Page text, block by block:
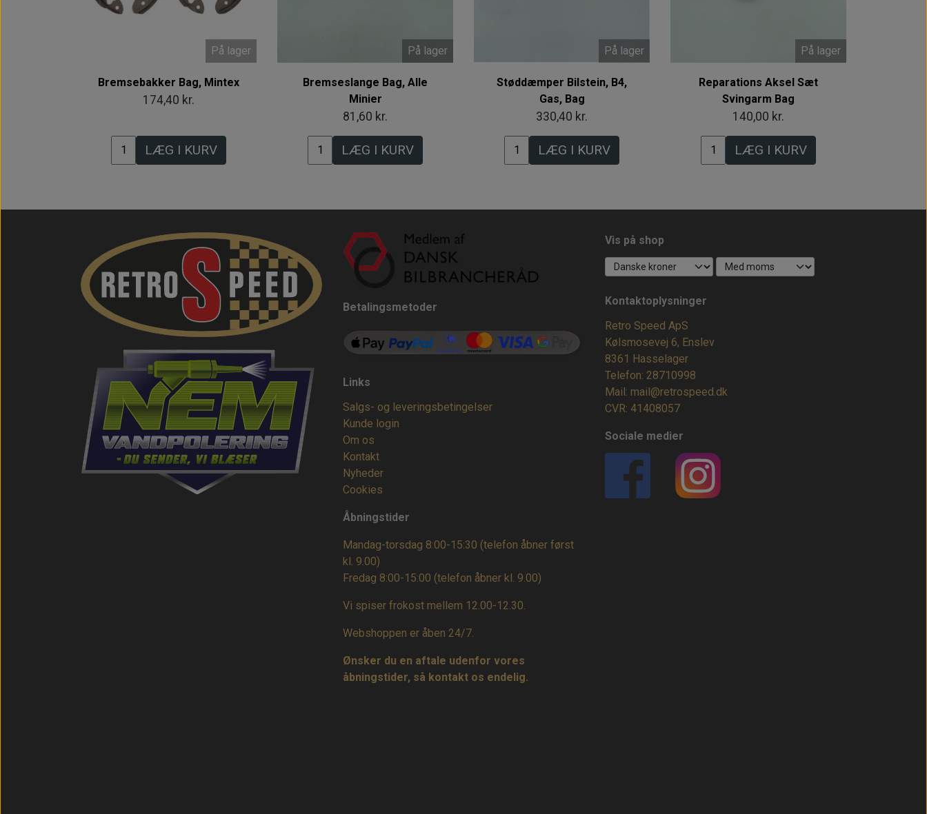
På lager
Bremsebakker Bag, Mintex
174,40 kr.
LÆG I KURV
På lager
Bremseslange Bag, Alle
Minier
81,60 kr.
LÆG I KURV
På lager
Støddæmper Bilstein, B4,
Gas, Bag
330,40 kr.
LÆG I KURV
På lager
Reparations Aksel Sæt
Svingarm Bag
140,00 kr.
LÆG I KURV
Betalingsmetoder
Links
Salgs- og leveringsbetingelser
Kunde login
Om os
Kontakt
Nyheder
Cookies
Åbningstider
Mandag-torsdag 8:00-15:30 (telefon åbner først
kl. 9.00)
Fredag 8:00-15:00 (telefon åbner kl. 9.00)
Vi spiser frokost mellem 12.00-12.30.
Webshoppen er åben 24/7.
Ønsker du en aftale udenfor vores
åbningstider, så kontakt os endelig.
Vis på shop
Kontaktoplysninger
Retro Speed ApS
Kølsmosevej 6, Enslev
8361 Hasselager
Telefon: 28710998
Mail: mail@retrospeed.dk
CVR: 41408057
Sociale medier